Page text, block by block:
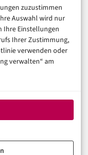
zuzustimmen
Auswahl wird nur
Ihre Einstellungen
Ihrer Zustimmung,
verwenden oder
verwalten“ am